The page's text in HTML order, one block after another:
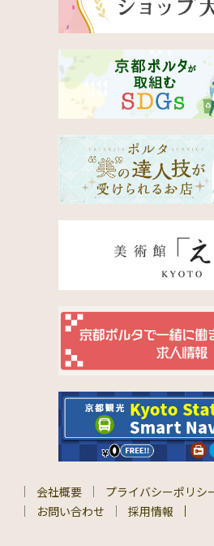
会社概要 プライバシーポリシ
お問い合わせ
採用情報